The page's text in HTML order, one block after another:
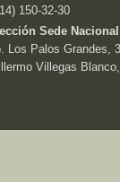
150-32-30
Sede
Los Palos Grandes,
Villegas